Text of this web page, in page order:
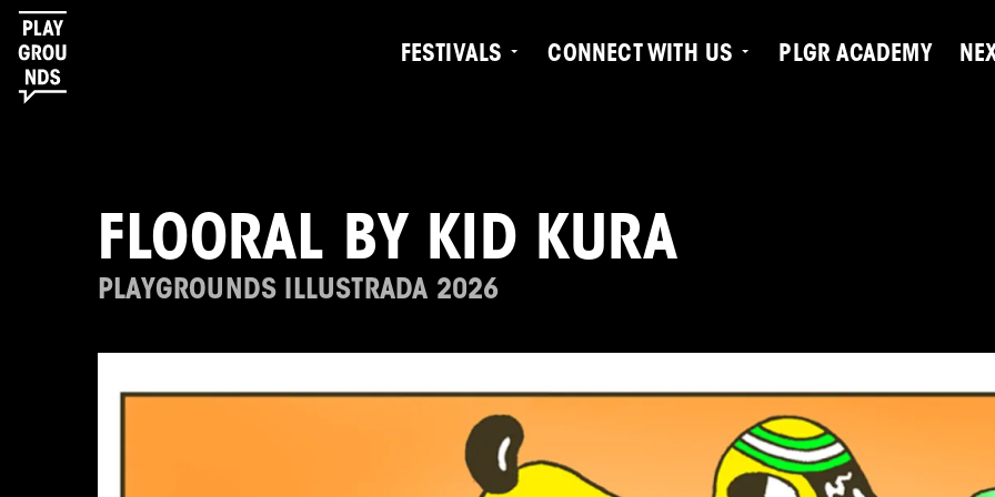
FESTIVALS CONNECT WITH US PLGR ACADEMY
FLOORAL BY KID KURA
PLAYGROUNDS ILLUSTRADA 2026